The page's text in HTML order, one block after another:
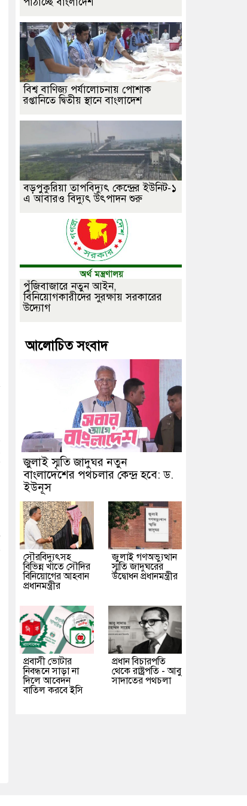
বিশ্ব বাণিজ্য পর্যালোচনায় পোশাক
রপ্তানিতে দ্বিতীয় স্থানে বাংলাদেশ
বড়পুকুরিয়া তাপবিদ্যুৎ কেন্দ্রের ইউনিট-১
এ আবারও বিদ্যুৎ উৎপাদন শুরু
পুঁজিবাজারে নতুন আইন,
বিনিয়োগকারীদের সুরক্ষায় সরকারের
উদ্যোগ
আলোচিত সংবাদ
জুলাই স্মৃতি জাদুঘর নতুন
বাংলাদেশের পথচলার কেন্দ্র হবে: ড.
ইউনূস
সৌরবিদ্যুৎসহ
বিভিন্ন খাতে সৌদির
বিনিয়োগের আহবান
প্রধানমন্ত্রীর
জুলাই গণঅভ্যুত্থান
স্মৃতি জাদুঘরের
উদ্বোধন প্রধানমন্ত্রীর
প্রবাসী ভোটার
নিবন্ধনে সাড়া না
দিলে আবেদন
বাতিল করবে ইসি
প্রধান বিচারপতি
থেকে রাষ্ট্রপতি - আবু
সাদাতের পথচলা